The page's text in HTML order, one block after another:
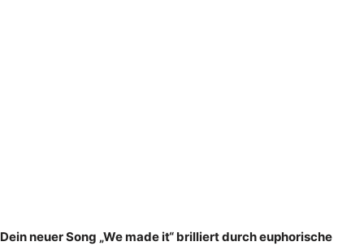
Dein neuer Song „We made it“ brilliert durch euphorische